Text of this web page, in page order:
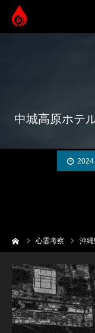
中城高原ホテ
心霊考察 沖縄